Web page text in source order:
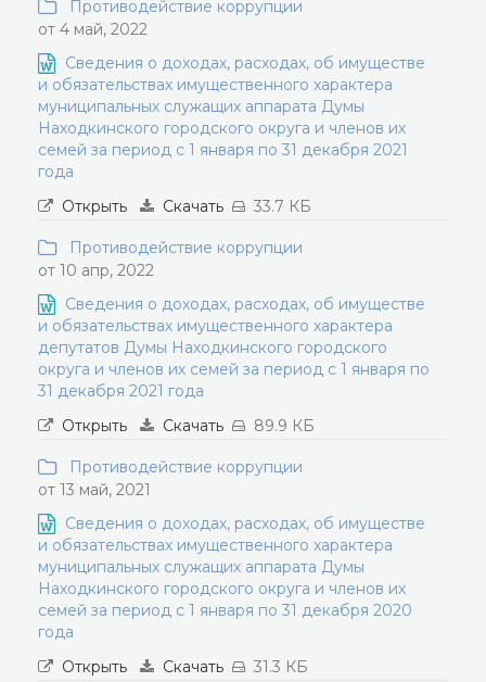
Противодействие коррупции
от 4 май, 2022
Сведения о доходах, расходах, об имуществе
и обязательствах имущественного характера
муниципальных служащих аппарата Думы
Находкинского городского округа и членов их
семей за период с 1 января по 31 декабря 2021
года
Открыть
Скачать 33.7 КБ
Противодействие коррупции
от 10 апр, 2022
Сведения о доходах, расходах, об имуществе
и обязательствах имущественного характера
депутатов Думы Находкинского городского
округа и членов их семей за период с 1 января по
31 декабря 2021 года
Открыть
Скачать 89.9 КБ
Противодействие коррупции
от 13 май, 2021
Сведения о доходах, расходах, об имуществе
и обязательствах имущественного характера
муниципальных служащих аппарата Думы
Находкинского городского округа и членов их
семей за период с 1 января по 31 декабря 2020
года
Открыть
Скачать 31.3 КБ